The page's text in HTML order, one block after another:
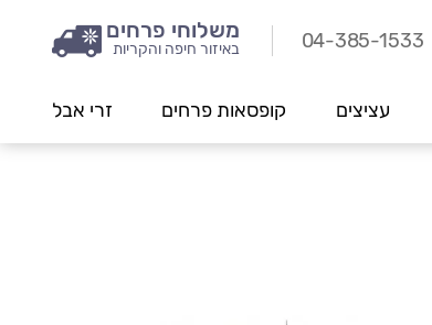
משלוחי פרחים
באיזור חיפה והקריות 04-385-1533
עציצים קופסאות פרחים זרי אבל